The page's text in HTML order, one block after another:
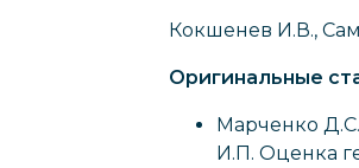
Кокшенев И.В.,
Оригинальные
Марченко
И.П. Оценка